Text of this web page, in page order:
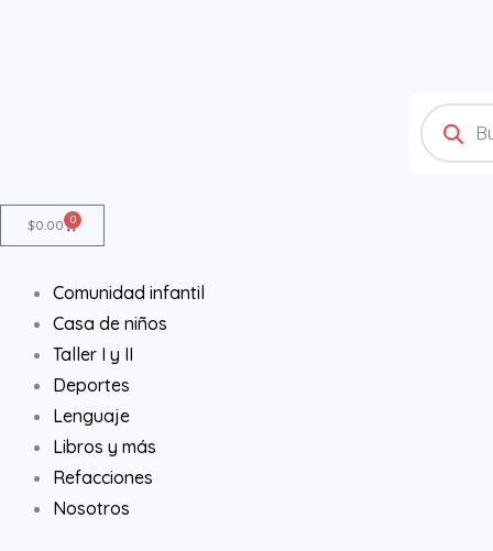
Products
search
$0.00 0
Cart
Comunidad infantil
Casa de niños
Taller I y II
Deportes
Lenguaje
Libros y más
Refacciones
Nosotros